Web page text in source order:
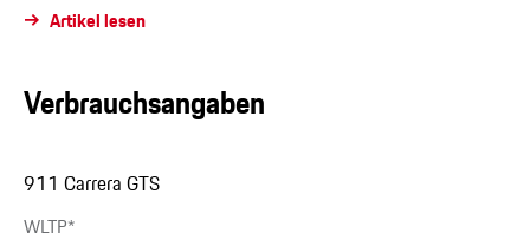
Artikel lesen
Verbrauchsangaben
911 Carrera GTS
WLTP*